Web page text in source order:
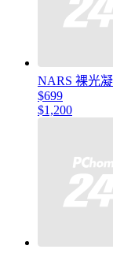
NARS 裸光
$699
$1,200